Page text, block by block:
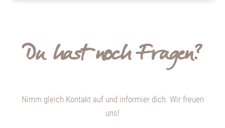
Du hast noch Fragen?
Nimm gleich Kontakt auf und informier dich. Wir freuen
uns!